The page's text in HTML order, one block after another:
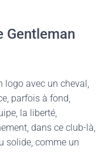
Gentleman
logo avec un cheval,
parfois à fond,
la liberté,
dans ce club-là,
solide, comme un